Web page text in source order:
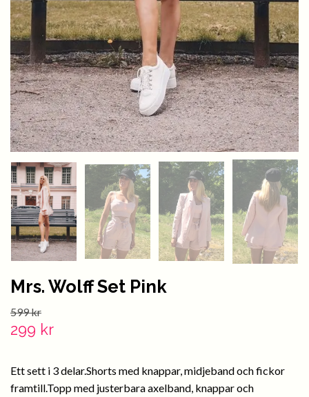
Mrs. Wolff Set Pink
599 kr
299 kr
Ett sett i 3 delar.Shorts med knappar, midjeband och fickor
framtill.Topp med justerbara axelband, knappar och